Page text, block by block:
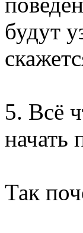
будут
5. Всё
начать
Так